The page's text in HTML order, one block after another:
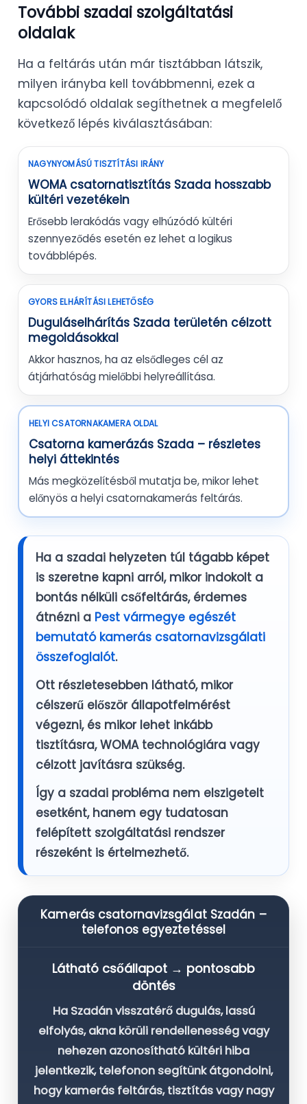
További szadai szolgáltatási
oldalak
Ha a feltárás után már tisztábban látszik,
milyen irányba kell továbbmenni, ezek a
kapcsolódó oldalak segíthetnek a megfelelő
következő lépés kiválasztásában:
NAGYNYOMÁSÚ TISZTÍTÁSI IRÁNY
WOMA csatornatisztítás Szada hosszabb
kültéri vezetékein
Erősebb lerakódás vagy elhúzódó kültéri
szennyeződés esetén ez lehet a logikus
továbblépés.
GYORS ELHÁRÍTÁSI LEHETŐSÉG
Duguláselhárítás Szada területén célzott
megoldásokkal
Akkor hasznos, ha az elsődleges cél az
átjárhatóság mielőbbi helyreállítása.
HELYI CSATORNAKAMERA OLDAL
Csatorna kamerázás Szada – részletes
helyi áttekintés
Más megközelítésből mutatja be, mikor lehet
előnyös a helyi csatornakamerás feltárás.
Ha a szadai helyzeten túl tágabb képet
is szeretne kapni arról, mikor indokolt a
bontás nélküli csőfeltárás, érdemes
átnézni a Pest vármegye egészét
bemutató kamerás csatornavizsgálati
összefoglalót.
Ott részletesebben látható, mikor
célszerű először állapotfelmérést
végezni, és mikor lehet inkább
tisztításra, WOMA technológiára vagy
célzott javításra szükség.
Így a szadai probléma nem elszigetelt
esetként, hanem egy tudatosan
felépített szolgáltatási rendszer
részeként is értelmezhető.
Kamerás csatornavizsgálat Szadán –
telefonos egyeztetéssel
Látható csőállapot → pontosabb
döntés
Ha Szadán visszatérő dugulás, lassú
elfolyás, akna körüli rendellenesség vagy
nehezen azonosítható kültéri hiba
jelentkezik, telefonon segítünk átgondolni,
hogy kamerás feltárás, tisztítás vagy nagy